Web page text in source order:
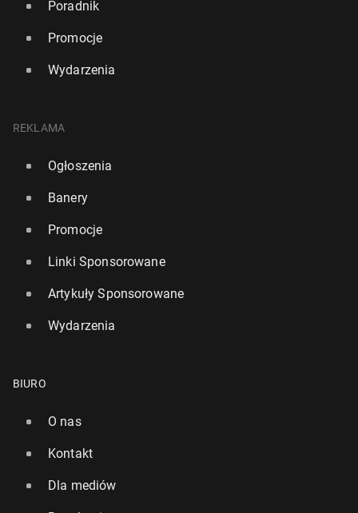
Poradnik
Promocje
Wydarzenia
REKLAMA
Ogłoszenia
Banery
Promocje
Linki Sponsorowane
Artykuły Sponsorowane
Wydarzenia
BIURO
O nas
Kontakt
Dla mediów